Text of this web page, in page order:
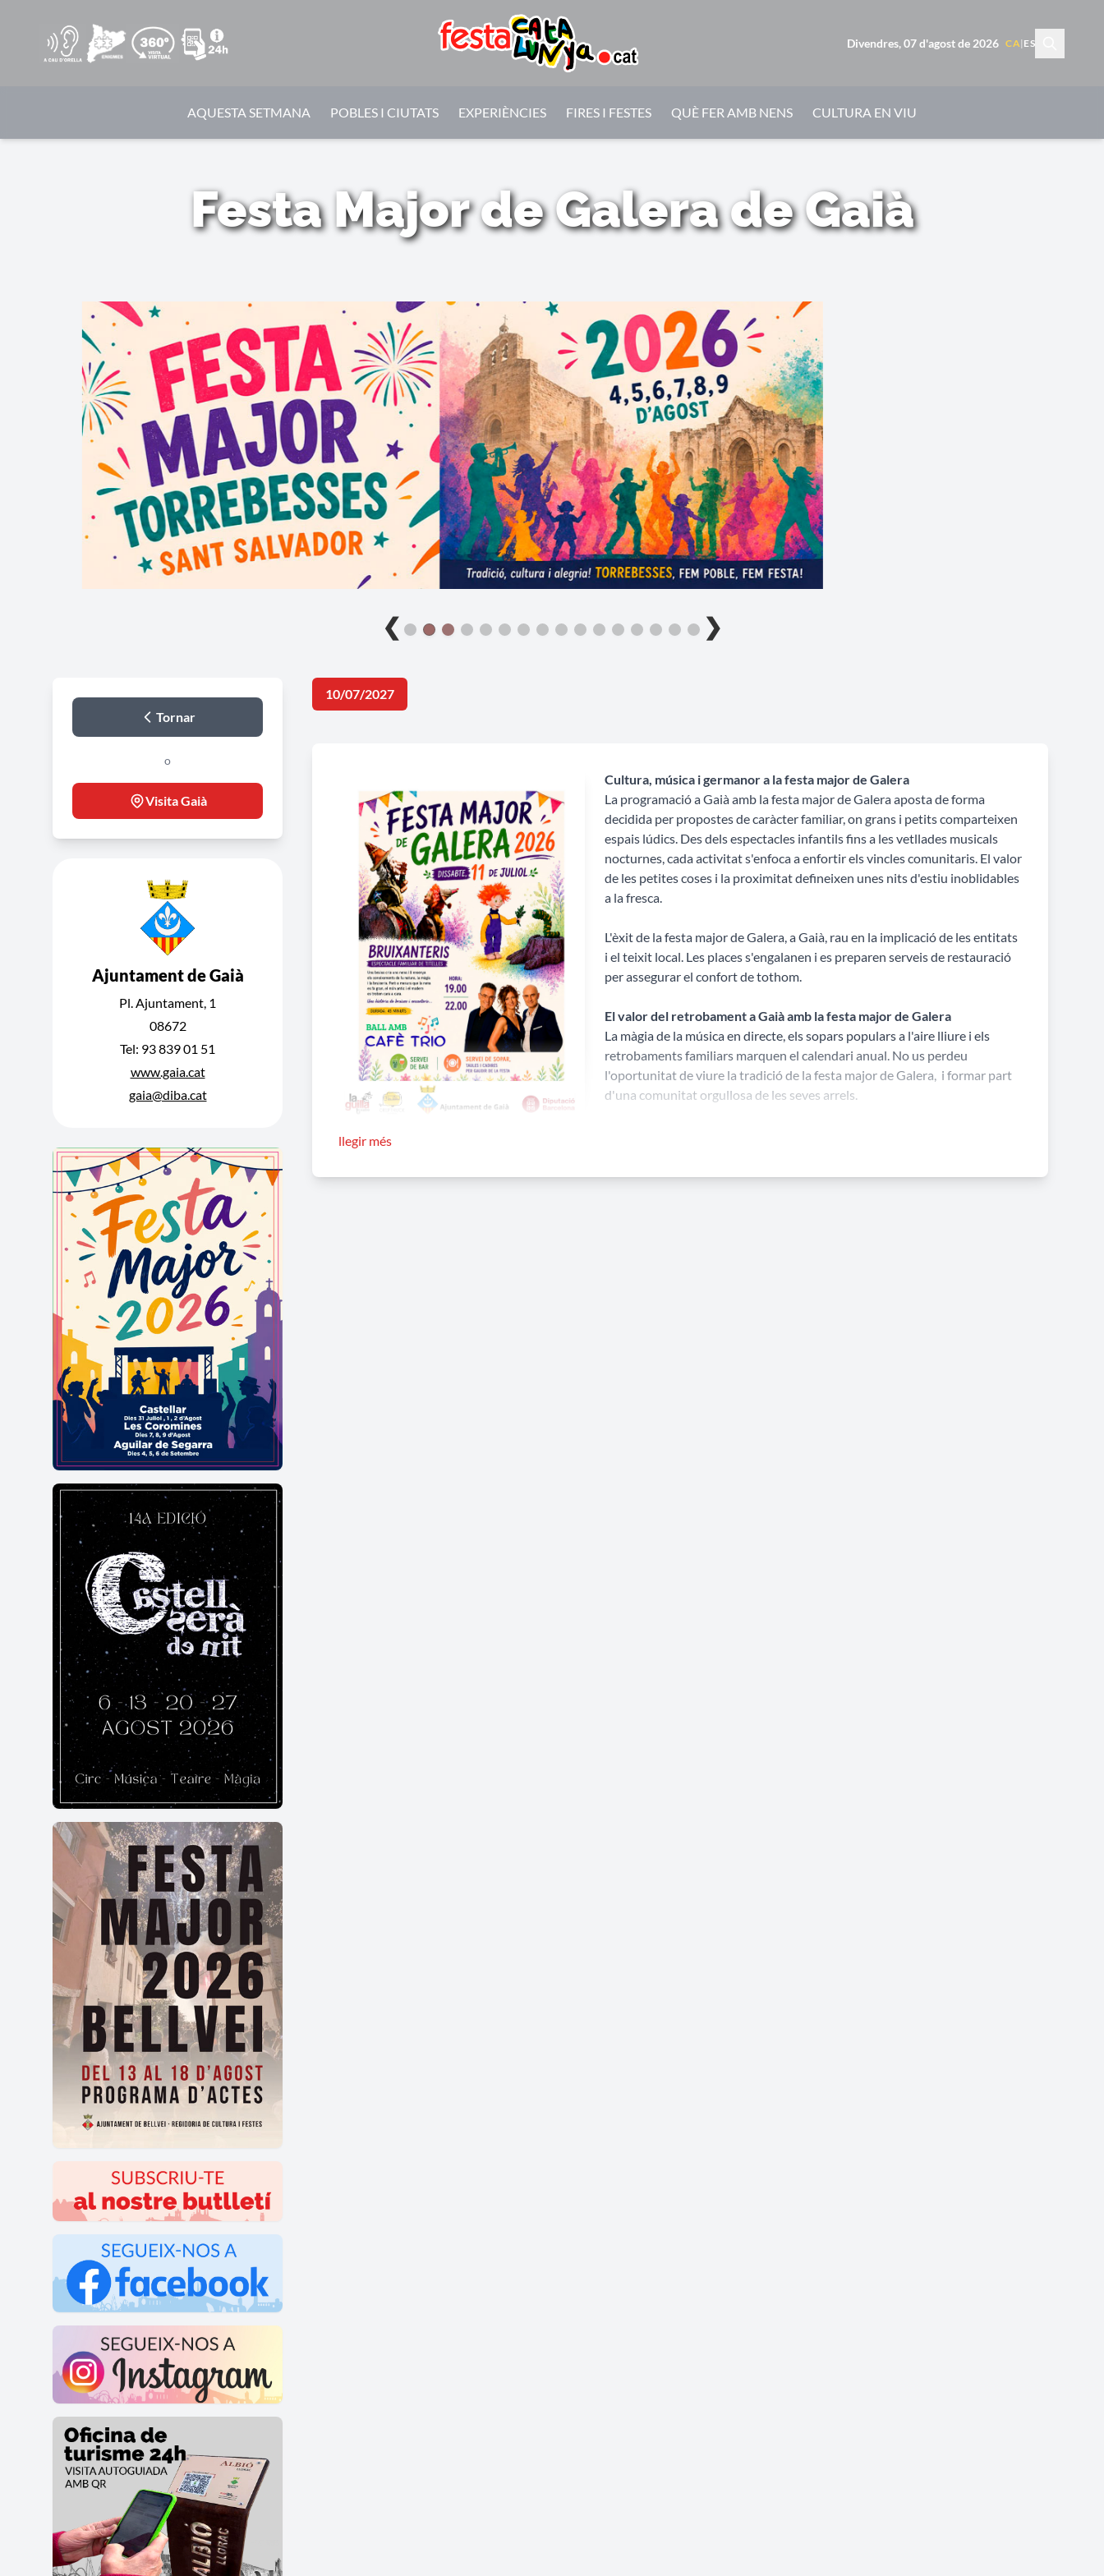
Divendres, 07 d'agost de 2026 CA| ES
AQUESTA SETMANA POBLES I CIUTATS EXPERIÈNCIES FIRES I FESTES QUÈ FER AMB NENS CULTURA EN VIU
Festa Major de Galera de Gaià
❮ ❯
Tornar
o
Visita Gaià
Ajuntament de Gaià
Pl. Ajuntament, 1
08672
Tel: 93 839 01 51
www.gaia.cat
gaia@diba.cat
10/07/2027
Cultura, música i germanor a la festa major de Galera
La programació a Gaià amb la festa major de Galera aposta de forma
decidida per propostes de caràcter familiar, on grans i petits comparteixen
espais lúdics. Des dels espectacles infantils fins a les vetllades musicals
nocturnes, cada activitat s'enfoca a enfortir els vincles comunitaris. El valor
de les petites coses i la proximitat defineixen unes nits d'estiu inoblidables
a la fresca.
L'èxit de la festa major de Galera, a Gaià, rau en la implicació de les entitats
i el teixit local. Les places s'engalanen i es preparen serveis de restauració
per assegurar el confort de tothom.
El valor del retrobament a Gaià amb la festa major de Galera
La màgia de la música en directe, els sopars populars a l'aire lliure i els
retrobaments familiars marquen el calendari anual. No us perdeu
l'oportunitat de viure la tradició de la festa major de Galera, i formar part
d'una comunitat orgullosa de les seves arrels.
llegir més